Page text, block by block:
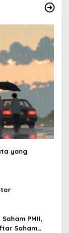
yang
PMII,
Saham